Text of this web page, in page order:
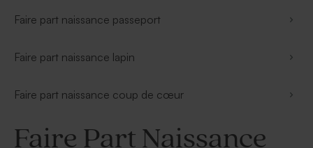
Faire part naissance passeport
Faire part naissance lapin
Faire part naissance coup de cœur
Faire Part Naissance